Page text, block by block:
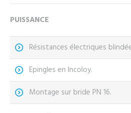
PUISSANCE
Résistances électriques
Epingles en Incoloy.
Montage sur bride PN 16.